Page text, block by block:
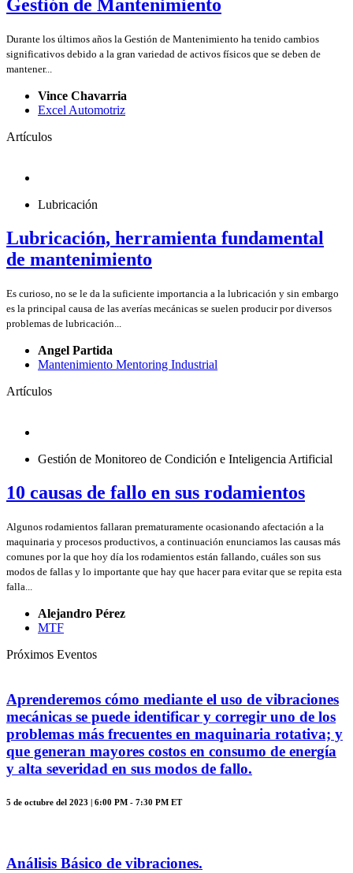
Gestión de Mantenimiento
Durante los últimos años la Gestión de Mantenimiento ha tenido cambios
significativos debido a la gran variedad de activos físicos que se deben de
mantener...
Vince Chavarria
Excel Automotriz
Artículos
Lubricación
Lubricación, herramienta fundamental
de mantenimiento
Es curioso, no se le da la suficiente importancia a la lubricación y sin embargo
es la principal causa de las averías mecánicas se suelen producir por diversos
problemas de lubricación...
Angel Partida
Mantenimiento Mentoring Industrial
Artículos
Gestión de Monitoreo de Condición e Inteligencia Artificial
10 causas de fallo en sus rodamientos
Algunos rodamientos fallaran prematuramente ocasionando afectación a la
maquinaria y procesos productivos, a continuación enunciamos las causas más
comunes por la que hoy día los rodamientos están fallando, cuáles son sus
modos de fallas y lo importante que hay que hacer para evitar que se repita esta
falla...
Alejandro Pérez
MTF
Próximos Eventos
Aprenderemos cómo mediante el uso de vibraciones
mecánicas se puede identificar y corregir uno de los
problemas más frecuentes en maquinaria rotativa; y
que generan mayores costos en consumo de energía
y alta severidad en sus modos de fallo.
5 de octubre del 2023 | 6:00 PM - 7:30 PM ET
Análisis Básico de vibraciones.